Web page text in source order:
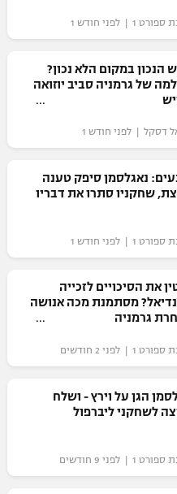
1 | לפני חודש 1
הנכון במקום הלא נכון?
של גרמניה סביב יוזואה
דסקל | לפני חודש 1
נאגלסמן סיפק טענה
שחקניו סתרו את דבריו
1 | לפני חודש 1
את הסיכויים לזכייה
מסתמנת מכה אנושה
גרמניה
1 | לפני 2 חודשים
הגן על וירץ - ושלח
לשחקני ליברפול
1 | לפני 9 חודשים